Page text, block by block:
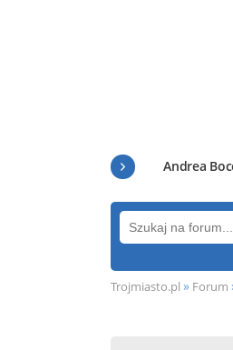
Andrea
Trojmiasto.pl » Forum